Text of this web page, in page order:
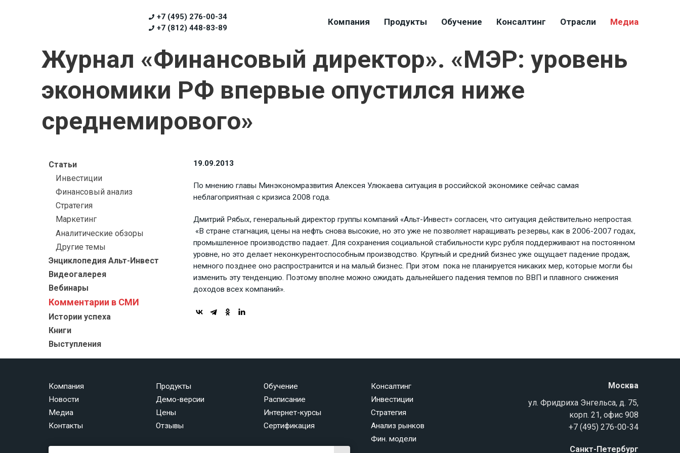
+7 (495) 276-00-34
+7 (812) 448-83-89
Компания Продукты Обучение Консалтинг Отрасли Медиа
Журнал «Финансовый директор». «МЭР: уровень
экономики РФ впервые опустился ниже
среднемирового»
Статьи
Инвестиции
Финансовый анализ
Стратегия
Маркетинг
Аналитические обзоры
Другие темы
Энциклопедия Альт-Инвест
Видеогалерея
Вебинары
Комментарии в СМИ
Истории успеха
Книги
Выступления
19.09.2013
По мнению главы Минэкономразвития Алексея Улюкаева ситуация в российской экономике сейчас самая
неблагоприятная с кризиса 2008 года.
Дмитрий Рябых, генеральный директор группы компаний «Альт-Инвест» согласен, что ситуация действительно непростая.
«В стране стагнация, цены на нефть снова высокие, но это уже не позволяет наращивать резервы, как в 2006-2007 годах,
промышленное производство падает. Для сохранения социальной стабильности курс рубля поддерживают на постоянном
уровне, но это делает неконкурентоспособным производство. Крупный и средний бизнес уже ощущает падение продаж,
немного позднее оно распространится и на малый бизнес. При этом пока не планируется никаких мер, которые могли бы
изменить эту тенденцию. Поэтому вполне можно ожидать дальнейшего падения темпов по ВВП и плавного снижения
доходов всех компаний».
Компания
Новости
Медиа
Контакты
Продукты
Демо-версии
Цены
Отзывы
Обучение
Расписание
Интернет-курсы
Сертификация
Консалтинг
Инвестиции
Стратегия
Анализ рынков
Фин. модели
Москва
ул. Фридриха Энгельса, д. 75,
корп. 21, офис 908
+7 (495) 276-00-34
Санкт-Петербург